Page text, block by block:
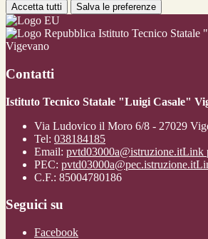
Accetta tutti Salva le preferenze
Istituto Tecnico Statale
Vigevano
Contatti
Istituto Tecnico Statale "Luigi Casale"
Via Ludovico il Moro 6/8 - 27029
Tel: 038184185
Email: pvtd03000a@istruzione.itLink
PEC: pvtd03000a@pec.istruzione.it
C.F.: 85004780186
Seguici su
Facebook